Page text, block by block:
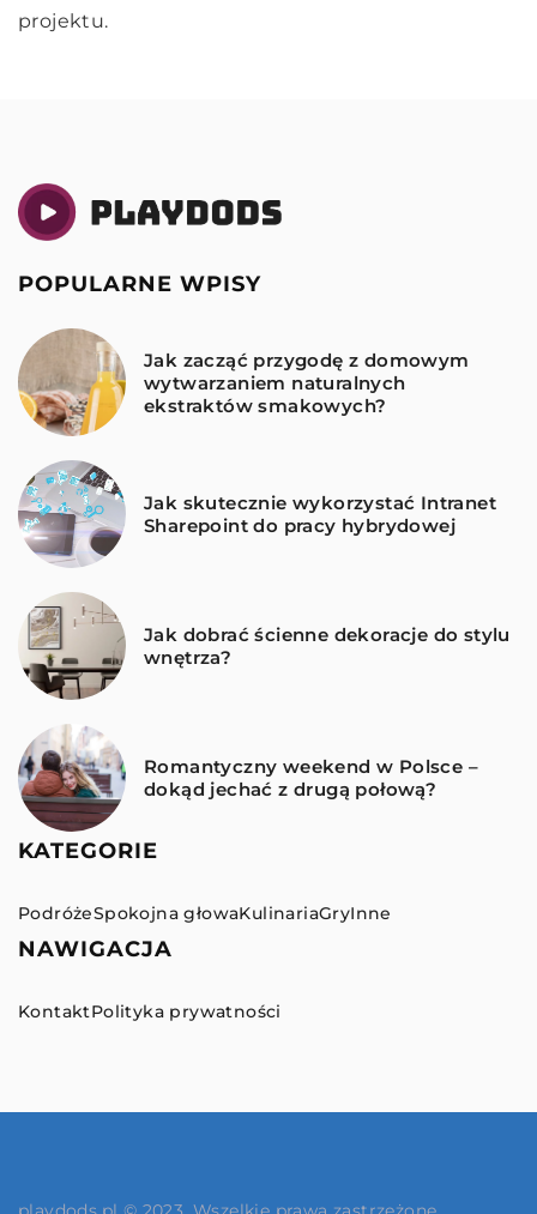
projektu.
efektywność i oszczędzając czas.
POPULARNE WPISY
Jak zacząć przygodę z domowym
wytwarzaniem naturalnych
ekstraktów smakowych?
Jak skutecznie wykorzystać Intranet
Sharepoint do pracy hybrydowej
Jak dobrać ścienne dekoracje do stylu
wnętrza?
Romantyczny weekend w Polsce –
dokąd jechać z drugą połową?
KATEGORIE
PodróżeSpokojna głowaKulinariaGryInne
NAWIGACJA
KontaktPolityka prywatności